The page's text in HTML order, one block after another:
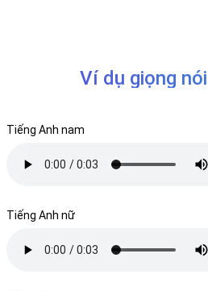
Ví dụ giọng
Tiếng Anh nam
Tiếng Anh nữ